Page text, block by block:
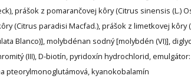
prášok z pomarančovej kôry (Citrus sinensis (L.)
(Citrus paradisi Macfad.), prášok z limetkovej
Blanco)], molybdénan sodný [molybdén (VI)],
(III), D-biotín, pyridoxín hydrochlorid,
pteorylmonoglutámová, kyanokobalamín